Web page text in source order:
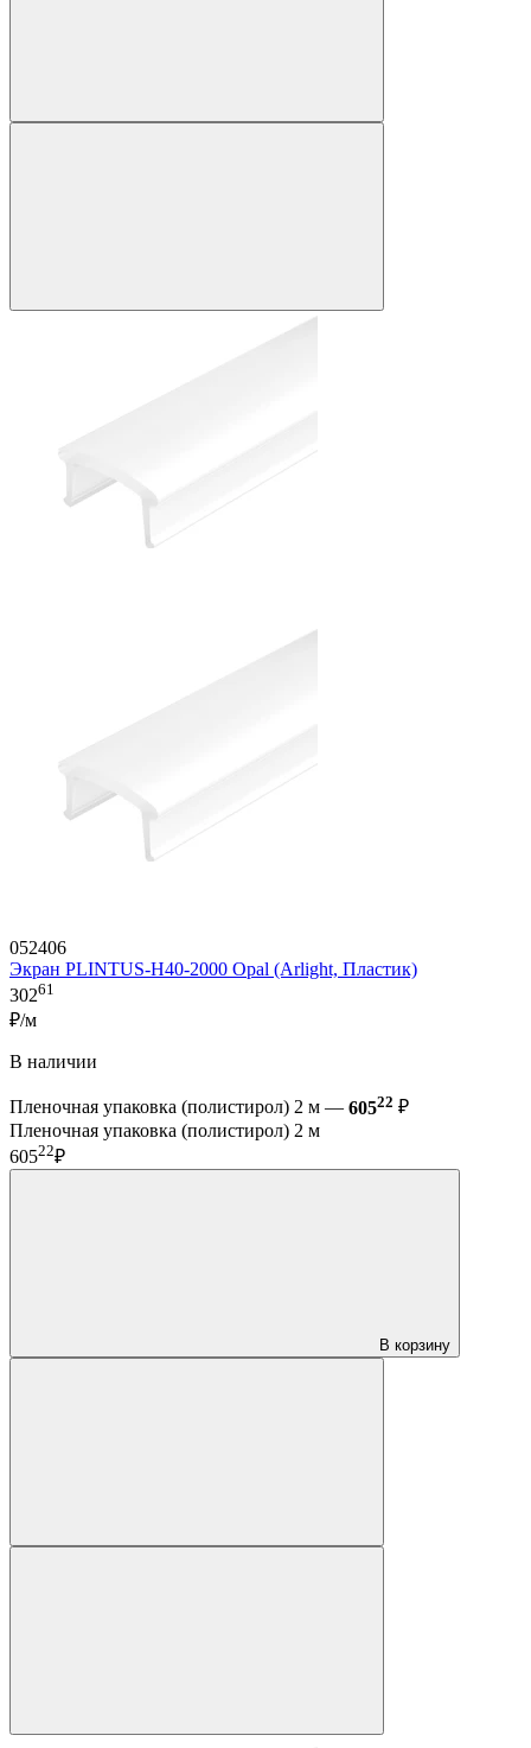
052406
Экран PLINTUS-H40-2000 Opal (Arlight, Пластик)
30261
₽/м
В наличии
Пленочная упаковка (полистирол) 2 м — 60522 ₽
Пленочная упаковка (полистирол) 2 м
60522₽
В корзину